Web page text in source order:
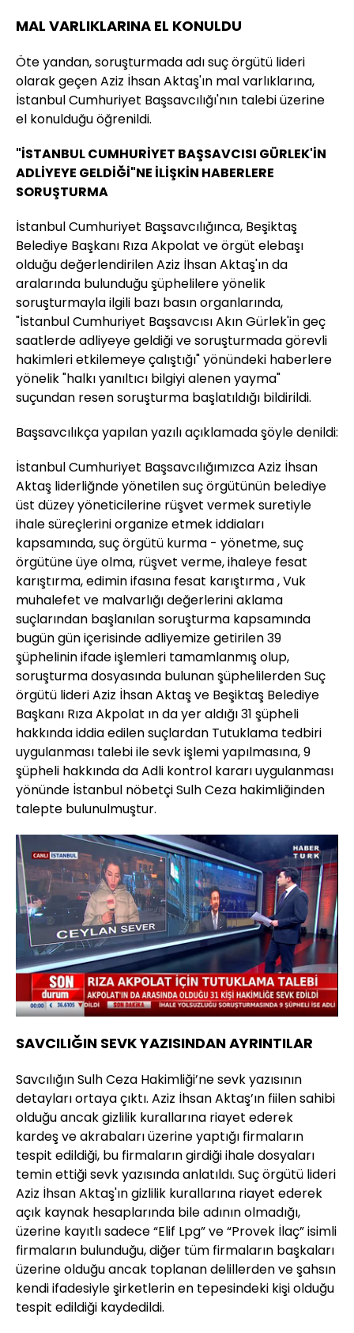
MAL VARLIKLARINA EL KONULDU
Öte yandan, soruşturmada adı suç örgütü lideri
olarak geçen Aziz İhsan Aktaş'ın mal varlıklarına,
İstanbul Cumhuriyet Başsavcılığı'nın talebi üzerine
el konulduğu öğrenildi.
"İSTANBUL CUMHURİYET BAŞSAVCISI GÜRLEK'İN
ADLİYEYE GELDİĞİ"NE İLİŞKİN HABERLERE
SORUŞTURMA
İstanbul Cumhuriyet Başsavcılığınca, Beşiktaş
Belediye Başkanı Rıza Akpolat ve örgüt elebaşı
olduğu değerlendirilen Aziz İhsan Aktaş'ın da
aralarında bulunduğu şüphelilere yönelik
soruşturmayla ilgili bazı basın organlarında,
"İstanbul Cumhuriyet Başsavcısı Akın Gürlek'in geç
saatlerde adliyeye geldiği ve soruşturmada görevli
hakimleri etkilemeye çalıştığı" yönündeki haberlere
yönelik "halkı yanıltıcı bilgiyi alenen yayma"
suçundan resen soruşturma başlatıldığı bildirildi.
Başsavcılıkça yapılan yazılı açıklamada şöyle denildi:
İstanbul Cumhuriyet Başsavcılığımızca Aziz İhsan
Aktaş liderliğnde yönetilen suç örgütünün belediye
üst düzey yöneticilerine rüşvet vermek suretiyle
ihale süreçlerini organize etmek iddiaları
kapsamında, suç örgütü kurma - yönetme, suç
örgütüne üye olma, rüşvet verme, ihaleye fesat
karıştırma, edimin ifasına fesat karıştırma , Vuk
muhalefet ve malvarlığı değerlerini aklama
suçlarından başlanılan soruşturma kapsamında
bugün gün içerisinde adliyemize getirilen 39
şüphelinin ifade işlemleri tamamlanmış olup,
soruşturma dosyasında bulunan şüphelilerden Suç
örgütü lideri Aziz İhsan Aktaş ve Beşiktaş Belediye
Başkanı Rıza Akpolat ın da yer aldığı 31 şüpheli
hakkında iddia edilen suçlardan Tutuklama tedbiri
uygulanması talebi ile sevk işlemi yapılmasına, 9
şüpheli hakkında da Adli kontrol kararı uygulanması
yönünde İstanbul nöbetçi Sulh Ceza hakimliğinden
talepte bulunulmuştur.
Sesi
Aç
Yüklendi:
8.85%
Oynatma
Hızı
SAVCILIĞIN SEVK YAZISINDAN AYRINTILAR
Savcılığın Sulh Ceza Hakimliği’ne sevk yazısının
detayları ortaya çıktı. Aziz İhsan Aktaş’ın fiilen sahibi
olduğu ancak gizlilik kurallarına riayet ederek
kardeş ve akrabaları üzerine yaptığı firmaların
tespit edildiği, bu firmaların girdiği ihale dosyaları
temin ettiği sevk yazısında anlatıldı. Suç örgütü lideri
Aziz İhsan Aktaş'ın gizlilik kurallarına riayet ederek
açık kaynak hesaplarında bile adının olmadığı,
üzerine kayıtlı sadece “Elif Lpg” ve “Provek İlaç” isimli
firmaların bulunduğu, diğer tüm firmaların başkaları
üzerine olduğu ancak toplanan delillerden ve şahsın
kendi ifadesiyle şirketlerin en tepesindeki kişi olduğu
tespit edildiği kaydedildi.